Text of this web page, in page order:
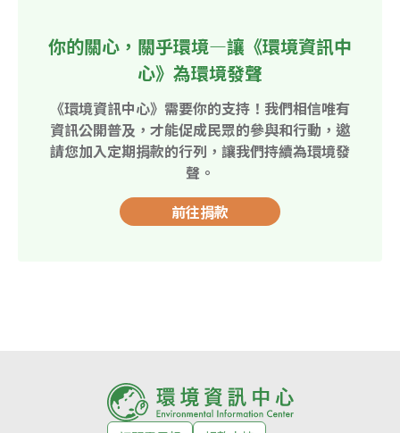
你的關心，關乎環境—讓《環境資訊中
心》為環境發聲
《環境資訊中心》需要你的支持！我們相信唯有
資訊公開普及，才能促成民眾的參與和行動，邀
請您加入定期捐款的行列，讓我們持續為環境發
聲。
前往捐款